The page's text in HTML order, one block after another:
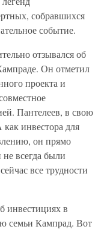
собравшихся
событие.
отзывался об
Он отметил
проекта и
Пантелеев, в свою
инвестора для
он прямо
всегда были
все трудности
инвестициях в
семьи Кампрад. Вот